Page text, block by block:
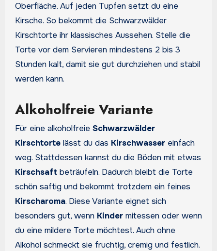
Oberfläche. Auf jeden Tupfen setzt du eine
Kirsche. So bekommt die Schwarzwälder
Kirschtorte ihr klassisches Aussehen. Stelle die
Torte vor dem Servieren mindestens 2 bis 3
Stunden kalt, damit sie gut durchziehen und stabil
werden kann.
Alkoholfreie Variante
Für eine alkoholfreie Schwarzwälder
Kirschtortelässt du das Kirschwassereinfach
weg. Stattdessen kannst du die Böden mit etwas
Kirschsaft beträufeln. Dadurch bleibt die Torte
schön saftig und bekommt trotzdem ein feines
Kirscharoma. Diese Variante eignet sich
besonders gut, wenn Kindermitessen oder wenn
du eine mildere Torte möchtest. Auch ohne
Alkohol schmeckt sie fruchtig, cremig und festlich.